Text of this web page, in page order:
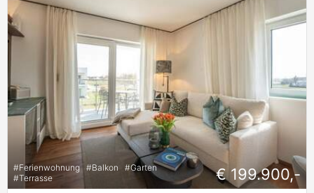
#Ferienwohnung #Balkon #Garten
#Terrasse € 199.900,-